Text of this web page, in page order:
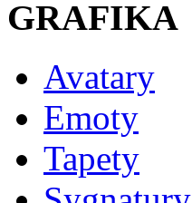
GRAFIKA
Avatary
Emoty
Tapety